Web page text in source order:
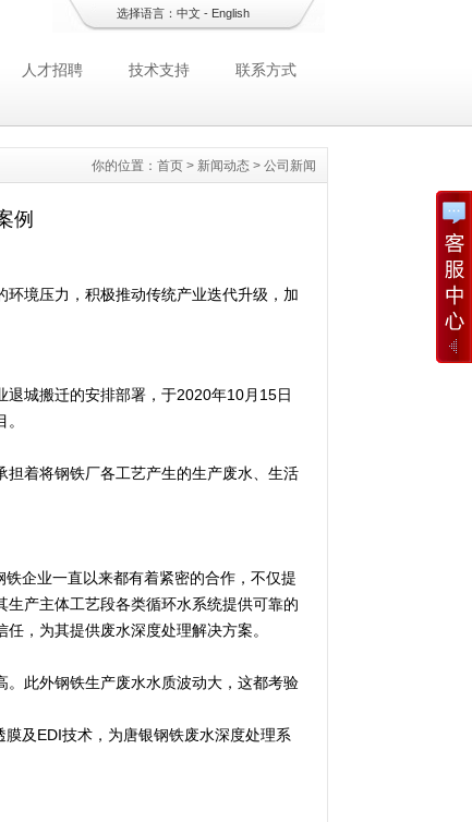
选择语言： 中文- English
人才招聘 技术支持 联系方式
你的位置： 首页 > 新闻动态 > 公司新闻
例
境压力，积极推动传统产业迭代升级，加
城搬迁的安排部署，于2020年10月15日
着将钢铁厂各工艺产生的生产废水、生活
企业一直以来都有着紧密的合作，不仅提
产主体工艺段各类循环水系统提供可靠的
，为其提供废水深度处理解决方案。
此外钢铁生产废水水质波动大，这都考验
及EDI技术，为唐银钢铁废水深度处理系